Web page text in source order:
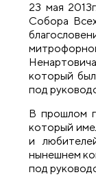
23 мая
Собора
который
под
В прошлом
который
и
нынешнем
под